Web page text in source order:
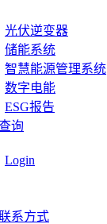
光伏逆变器
储能系统
智慧能源管理系统
数字电能
ESG报告
询
Login
系方式